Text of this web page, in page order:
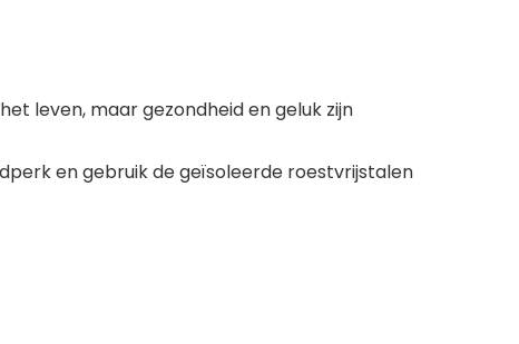
leven, maar gezondheid en geluk zijn
en gebruik de geïsoleerde roestvrijstalen